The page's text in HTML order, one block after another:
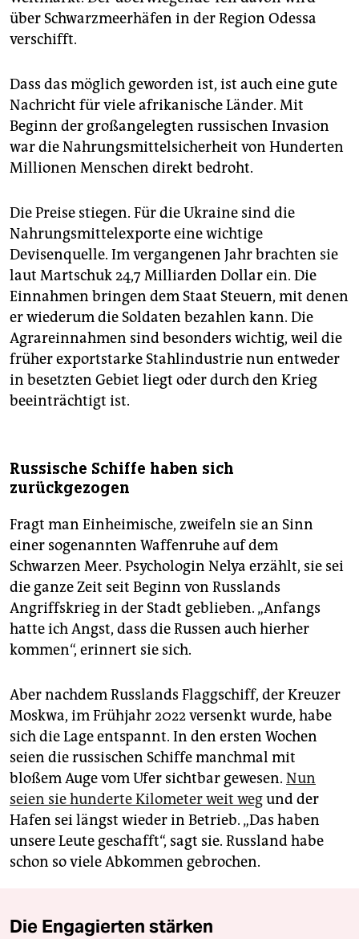
über Schwarzmeerhäfen in der Region Odessa
verschifft.
Dass das möglich geworden ist, ist auch eine gute
Nachricht für viele afrikanische Länder. Mit
Beginn der großangelegten russischen Invasion
war die Nahrungsmittelsicherheit von Hunderten
Millionen Menschen direkt bedroht.
Die Preise stiegen. Für die Ukraine sind die
Nahrungsmittelexporte eine wichtige
Devisenquelle. Im vergangenen Jahr brachten sie
laut Martschuk 24,7 Milliarden Dollar ein. Die
Einnahmen bringen dem Staat Steuern, mit denen
er wiederum die Soldaten bezahlen kann. Die
Agrareinnahmen sind besonders wichtig, weil die
früher exportstarke Stahlindustrie nun entweder
in besetzten Gebiet liegt oder durch den Krieg
beeinträchtigt ist.
Russische Schiffe haben sich
zurückgezogen
Fragt man Einheimische, zweifeln sie an Sinn
einer sogenannten Waffenruhe auf dem
Schwarzen Meer. Psychologin Nelya erzählt, sie sei
die ganze Zeit seit Beginn von Russlands
Angriffskrieg in der Stadt geblieben. „Anfangs
hatte ich Angst, dass die Russen auch hierher
kommen“, erinnert sie sich.
Aber nachdem Russlands Flaggschiff, der Kreuzer
Moskwa, im Frühjahr 2022 versenkt wurde, habe
sich die Lage entspannt. In den ersten Wochen
seien die russischen Schiffe manchmal mit
bloßem Auge vom Ufer sichtbar gewesen. Nun
seien sie hunderte Kilometer weit wegund der
Hafen sei längst wieder in Betrieb. „Das haben
unsere Leute geschafft“, sagt sie. Russland habe
schon so viele Abkommen gebrochen.
Die Engagierten stärken